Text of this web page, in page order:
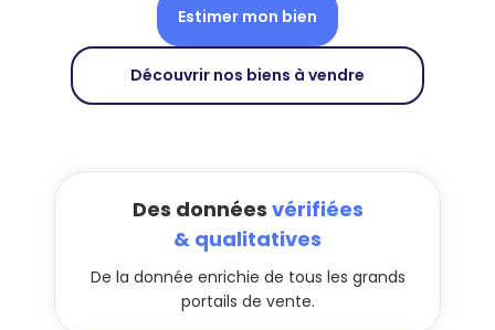
Estimer mon bien
Découvrir nos biens à vendre
Des données vérifiées
& qualitatives
De la donnée enrichie de tous les grands
portails de vente.